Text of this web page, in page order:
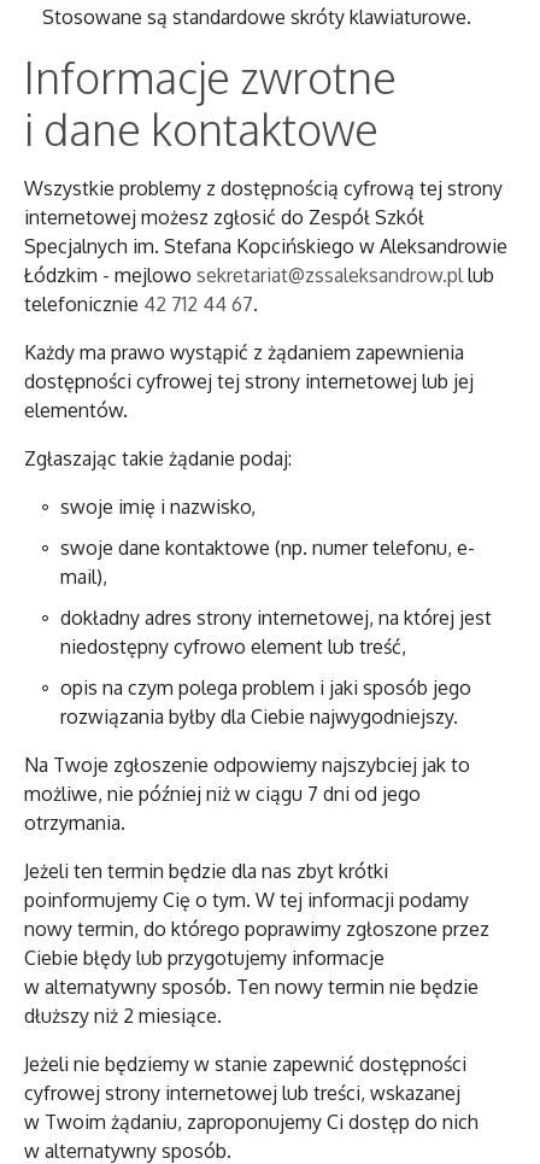
Stosowane są standardowe skróty klawiaturowe.
Informacje zwrotne
i dane kontaktowe
Wszystkie problemy z dostępnością cyfrową tej strony
internetowej możesz zgłosić do Zespół Szkół
Specjalnych im. Stefana Kopcińskiego w Aleksandrowie
Łódzkim - mejlowo sekretariat@zssaleksandrow.pl lub
telefonicznie 42 712 44 67.
Każdy ma prawo wystąpić z żądaniem zapewnienia
dostępności cyfrowej tej strony internetowej lub jej
elementów.
Zgłaszając takie żądanie podaj:
swoje imię i nazwisko,
swoje dane kontaktowe (np. numer telefonu, e-
mail),
dokładny adres strony internetowej, na której jest
niedostępny cyfrowo element lub treść,
opis na czym polega problem i jaki sposób jego
rozwiązania byłby dla Ciebie najwygodniejszy.
Na Twoje zgłoszenie odpowiemy najszybciej jak to
możliwe, nie później niż w ciągu 7 dni od jego
otrzymania.
Jeżeli ten termin będzie dla nas zbyt krótki
poinformujemy Cię o tym. W tej informacji podamy
nowy termin, do którego poprawimy zgłoszone przez
Ciebie błędy lub przygotujemy informacje
w alternatywny sposób. Ten nowy termin nie będzie
dłuższy niż 2 miesiące.
Jeżeli nie będziemy w stanie zapewnić dostępności
cyfrowej strony internetowej lub treści, wskazanej
w Twoim żądaniu, zaproponujemy Ci dostęp do nich
w alternatywny sposób.